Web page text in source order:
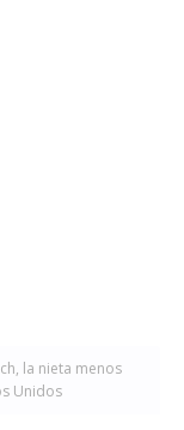
la nieta menos
Unidos